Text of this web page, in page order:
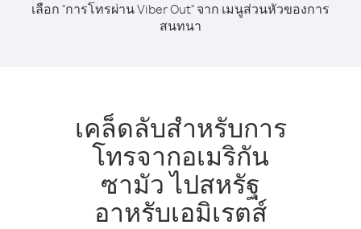
เลือก "การโทรผ่าน Viber Out" จาก เมนูส่วนหัวของการ
สนทนา
เคล็ดลับสำหรับการ
โทรจากอเมริกัน
ซามัว ไปสหรัฐ
อาหรับเอมิเรตส์